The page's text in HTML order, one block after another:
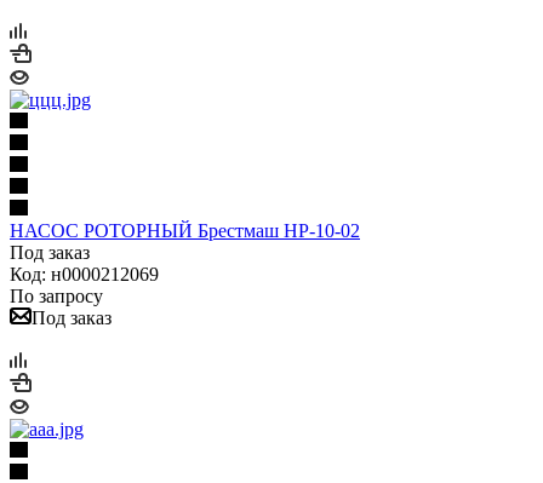
НАСОС РОТОРНЫЙ Брестмаш НР-10-02
Под заказ
Код: н0000212069
По запросу
Под заказ